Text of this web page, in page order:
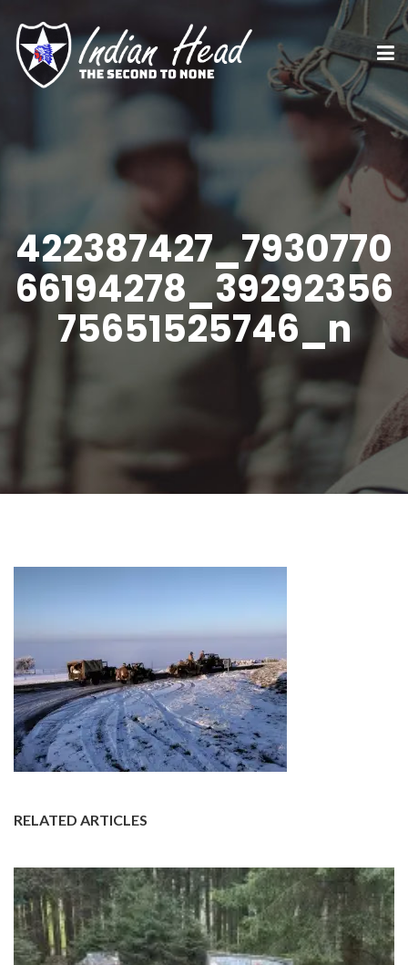
422387427_7930770
66194278_39292356
75651525746_n
RELATED ARTICLES